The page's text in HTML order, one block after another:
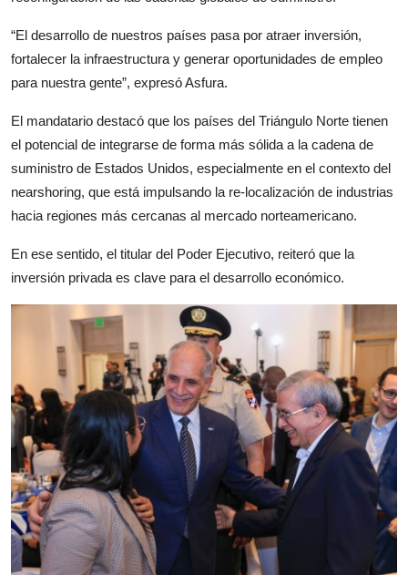
“El desarrollo de nuestros países pasa por atraer inversión,
fortalecer la infraestructura y generar oportunidades de empleo
para nuestra gente”, expresó Asfura.
El mandatario destacó que los países del Triángulo Norte tienen
el potencial de integrarse de forma más sólida a la cadena de
suministro de Estados Unidos, especialmente en el contexto del
nearshoring, que está impulsando la re-localización de industrias
hacia regiones más cercanas al mercado norteamericano.
En ese sentido, el titular del Poder Ejecutivo, reiteró que la
inversión privada es clave para el desarrollo económico.